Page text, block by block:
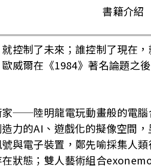
書籍介紹
就控制了未來；誰控制了現在
威爾在《1984》著名論題之
──陸明龍電玩動畫般的電腦
力的AI、遊戲化的擬像空間
與電子裝置，鄭先喻採集人
狀態；雙人藝術組合